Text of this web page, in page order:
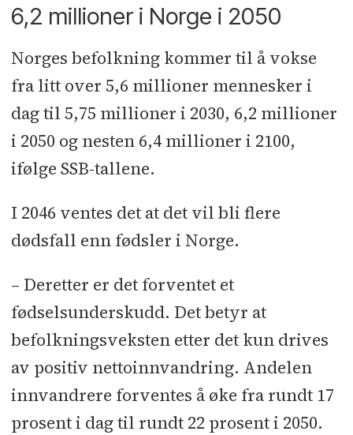
6,2 millioner i Norge i 2050
Norges befolkning kommer til å vokse
fra litt over 5,6 millioner mennesker i
dag til 5,75 millioner i 2030, 6,2 millioner
i 2050 og nesten 6,4 millioner i 2100,
ifølge SSB-tallene.
I 2046 ventes det at det vil bli flere
dødsfall enn fødsler i Norge.
– Deretter er det forventet et
fødselsunderskudd. Det betyr at
befolkningsveksten etter det kun drives
av positiv nettoinnvandring. Andelen
innvandrere forventes å øke fra rundt 17
prosent i dag til rundt 22 prosent i 2050.